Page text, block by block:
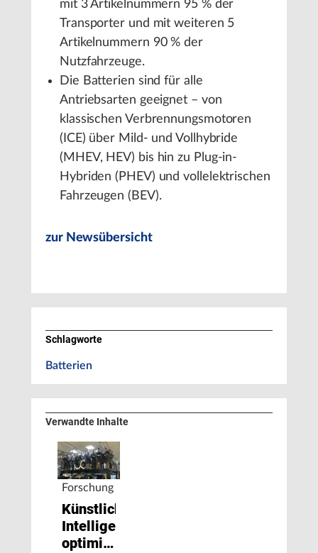
mit 3 Artikelnummern 95 % der
Transporter und mit weiteren 5
Artikelnummern 90 % der
Nutzfahrzeuge.
Die Batterien sind für alle
Antriebsarten geeignet – von
klassischen Verbrennungsmotoren
(ICE) über Mild- und Vollhybride
(MHEV, HEV) bis hin zu Plug-in-
Hybriden (PHEV) und vollelektrischen
Fahrzeugen (BEV).
zur Newsübersicht
Schlagworte
Batterien
Verwandte Inhalte
Forschung
Künstliche
Intelligenz
optimiert